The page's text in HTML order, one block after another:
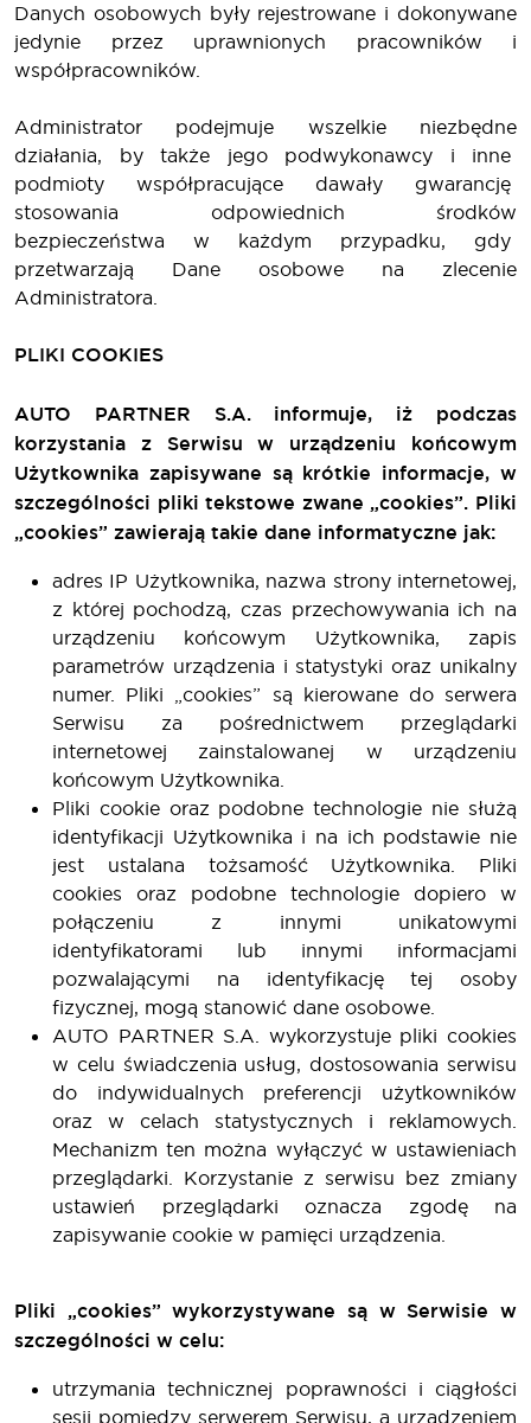
Danych osobowych były rejestrowane i dokonywane
jedynie przez uprawnionych pracowników i
współpracowników.
Administrator podejmuje wszelkie niezbędne
działania, by także jego podwykonawcy i inne
podmioty współpracujące dawały gwarancję
stosowania odpowiednich środków
bezpieczeństwa w każdym przypadku, gdy
przetwarzają Dane osobowe na zlecenie
Administratora.
PLIKI COOKIES
AUTO PARTNER S.A. informuje, iż podczas
korzystania z Serwisu w urządzeniu końcowym
Użytkownika zapisywane są krótkie informacje, w
szczególności pliki tekstowe zwane „cookies”. Pliki
„cookies” zawierają takie dane informatyczne jak:
adres IP Użytkownika, nazwa strony internetowej,
z której pochodzą, czas przechowywania ich na
urządzeniu końcowym Użytkownika, zapis
parametrów urządzenia i statystyki oraz unikalny
numer. Pliki „cookies” są kierowane do serwera
Serwisu za pośrednictwem przeglądarki
internetowej zainstalowanej w urządzeniu
końcowym Użytkownika.
Pliki cookie oraz podobne technologie nie służą
identyfikacji Użytkownika i na ich podstawie nie
jest ustalana tożsamość Użytkownika. Pliki
cookies oraz podobne technologie dopiero w
połączeniu z innymi unikatowymi
identyfikatorami lub innymi informacjami
pozwalającymi na identyfikację tej osoby
fizycznej, mogą stanowić dane osobowe.
AUTO PARTNER S.A. wykorzystuje pliki cookies
w celu świadczenia usług, dostosowania serwisu
do indywidualnych preferencji użytkowników
oraz w celach statystycznych i reklamowych.
Mechanizm ten można wyłączyć w ustawieniach
przeglądarki. Korzystanie z serwisu bez zmiany
ustawień przeglądarki oznacza zgodę na
zapisywanie cookie w pamięci urządzenia.
Pliki „cookies” wykorzystywane są w Serwisie w
szczególności w celu:
utrzymania technicznej poprawności i ciągłości
sesji pomiędzy serwerem Serwisu, a urządzeniem